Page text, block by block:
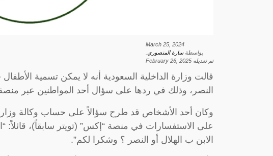
March 25, 2024
بواسطةسارة المنصوري
تم تعديله February 26, 2025
قالت وزارة الداخلية السعودية أنه لا يمكن تسمية الأطفال
النصر، وذلك في ردها على سؤال أحد المواطنين عبر
وكان أحد الأشخاص قد طرح سؤالاً على حساب وكالة وزارة
على الاستفسارات في منصة “إكس” (تويتر سابقاً)،
الابن ب الهلال أو النصر ؟ وشكرا لكم”.